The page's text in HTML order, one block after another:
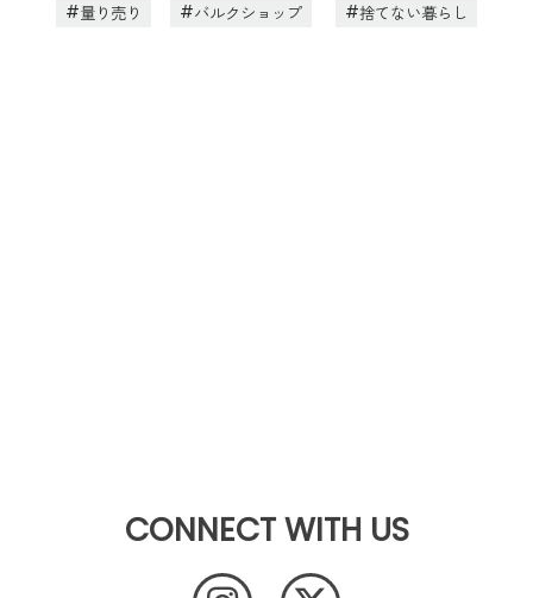
量り売り バルクショップ 捨てない暮らし
CONNECT WITH US